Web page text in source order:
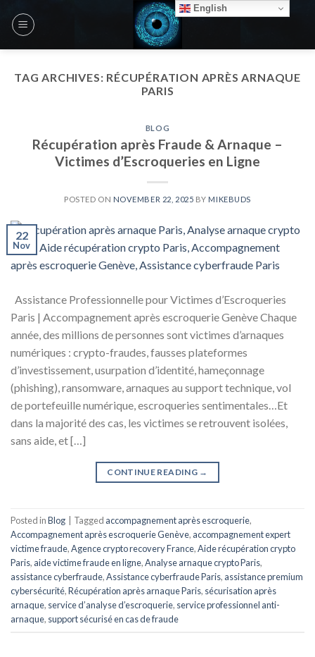
TAG ARCHIVES: RÉCUPÉRATION APRÈS ARNAQUE
PARIS
BLOG
Récupération après Fraude & Arnaque –
Victimes d’Escroqueries en Ligne
POSTED ON NOVEMBER 22, 2025 BY MIKEBUDS
22
Nov
Assistance Professionnelle pour Victimes d’Escroqueries
Paris | Accompagnement après escroquerie Genève Chaque
année, des millions de personnes sont victimes d’arnaques
numériques : crypto-fraudes, fausses plateformes
d’investissement, usurpation d’identité, hameçonnage
(phishing), ransomware, arnaques au support technique, vol
de portefeuille numérique, escroqueries sentimentales…Et
dans la majorité des cas, les victimes se retrouvent isolées,
sans aide, et […]
CONTINUE READING →
Posted inBlog Tagged accompagnement après escroquerie,
Accompagnement après escroquerie Genève, accompagnement expert
victime fraude,Agence crypto recovery France,Aide récupération crypto
Paris, aide victime fraude en ligne,Analyse arnaque crypto Paris,
assistance cyberfraude,Assistance cyberfraude Paris, assistance premium
cybersécurité,Récupération après arnaque Paris, sécurisation après
arnaque, service d’analyse d’escroquerie, service professionnel anti-
arnaque, support sécurisé en cas de fraude
English